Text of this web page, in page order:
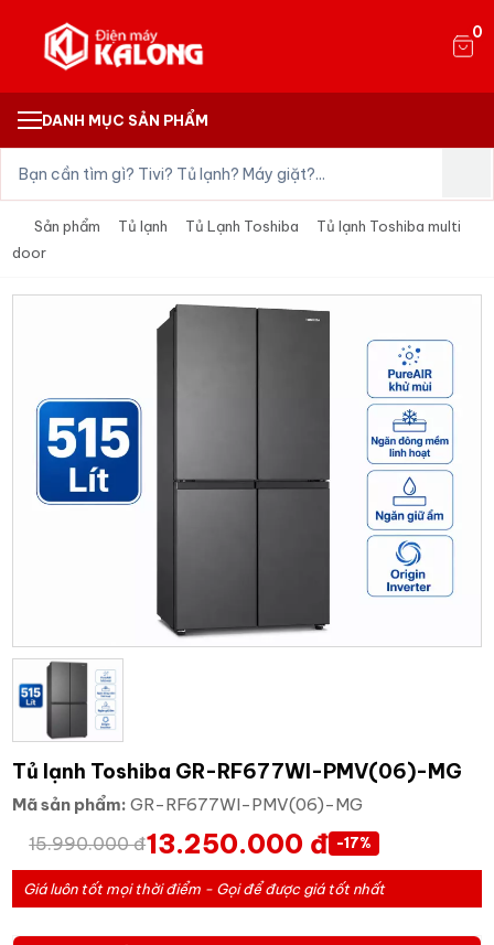
0
DANH MỤC SẢN PHẨM
Sản phẩm Tủ lạnh Tủ Lạnh Toshiba
Tủ lạnh Toshiba multi
door
Tủ lạnh Toshiba GR-RF677WI-PMV(06)-MG
Mã sản phẩm:GR-RF677WI-PMV(06)-MG
15.990.000 đ13.250.000 đ -17%
Giá luôn tốt mọi thời điểm - Gọi để được giá tốt nhất